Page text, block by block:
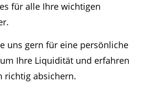
für alle Ihre wichtigen
uns gern für eine persönliche
Ihre Liquidität und erfahren
richtig absichern.